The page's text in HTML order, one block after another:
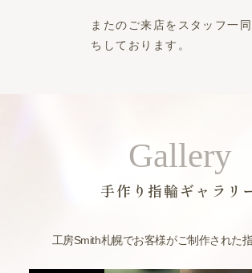
またのご来店をスタッフ一
ちしております。
Gallery
手作り指輪ギャラリ
工房Smith札幌でお客様がご制作された